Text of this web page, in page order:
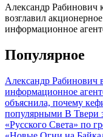
Александр Рабинович
возглавил
информационное
Популярное
Александр Рабинович
информационное
объяснила, почему
популярными В Твери
«Русского Света» по